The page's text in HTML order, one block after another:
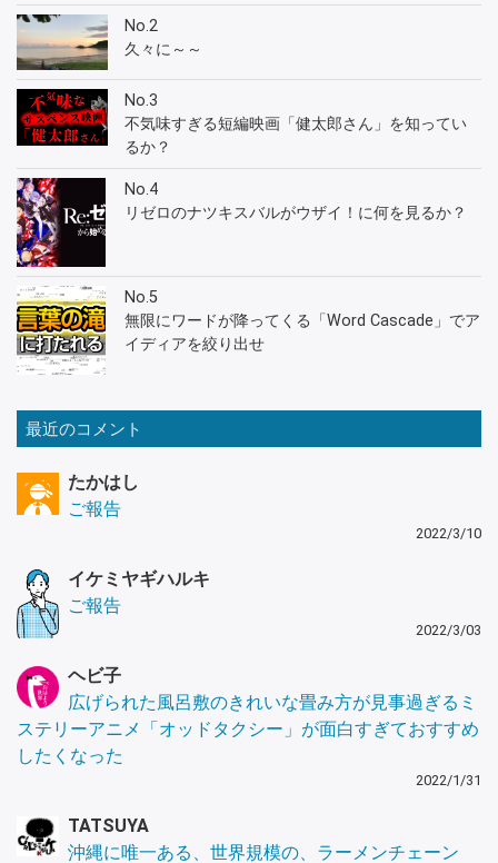
No.2
久々に～～
No.3
不気味すぎる短編映画「健太郎さん」を知ってい
るか？
No.4
リゼロのナツキスバルがウザイ！に何を見るか？
No.5
無限にワードが降ってくる「Word Cascade」でア
イディアを絞り出せ
最近のコメント
たかはし
ご報告
2022/3/10
イケミヤギハルキ
ご報告
2022/3/03
ヘビ子
広げられた風呂敷のきれいな畳み方が見事過ぎるミ
ステリーアニメ「オッドタクシー」が面白すぎておすすめ
したくなった
2022/1/31
TATSUYA
沖縄に唯一ある、世界規模の、ラーメンチェーン